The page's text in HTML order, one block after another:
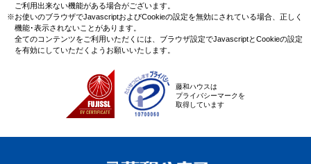
ご利用出来ない機能がある場合がございます。
※お使いのブラウザでJavascriptおよびCookieの設定を無効にされている場合、正しく
機能･表示されないことがあります。
全てのコンテンツをご利用いただくには、ブラウザ設定でJavascriptとCookieの設定
を有効にしていただくようお願いいたします。
藤和ハウスは
プライバシーマークを
取得しています